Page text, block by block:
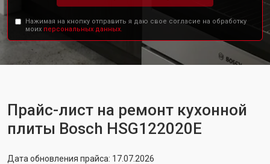
Нажимая на кнопку отправить я даю свое согласие на обработку
моих персональных данных.
Прайс-лист на ремонт кухонной
плиты Bosch HSG122020E
Дата обновления прайса: 17.07.2026